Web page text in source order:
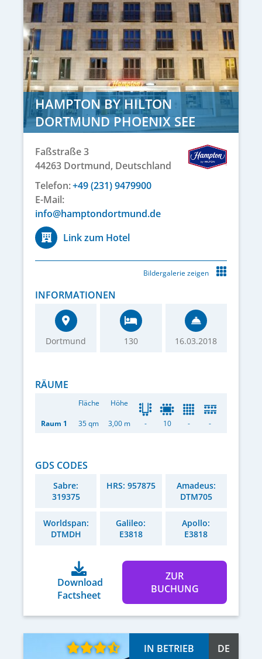
HAMPTON BY HILTON
DORTMUND PHOENIX SEE
Faßstraße 3
44263 Dortmund, Deutschland
Telefon:+49 (231) 9479900
E-Mail:
info@hamptondortmund.de
Link zum Hotel
Bildergalerie zeigen
INFORMATIONEN
Dortmund 130 16.03.2018
RÄUME
Fläche Höhe
Raum 1 35 qm 3,00 m - 10 - -
GDS CODES
Sabre:
319375
HRS: 957875
Amadeus:
DTM705
Worldspan:
DTMDH
Galileo:
E3818
Apollo:
E3818
Download
Factsheet
ZUR
BUCHUNG
IN BETRIEB DE